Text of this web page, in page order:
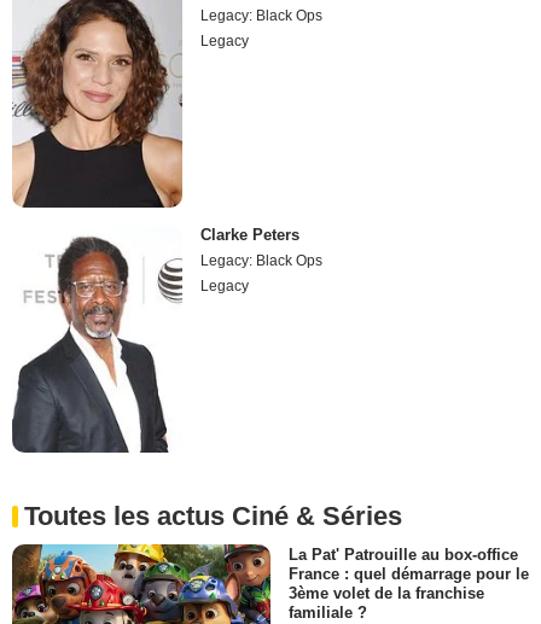
Legacy: Black Ops
Legacy
Clarke Peters
Legacy: Black Ops
Legacy
Toutes les actus Ciné & Séries
La Pat' Patrouille au box-office
France : quel démarrage pour le
3ème volet de la franchise
familiale ?